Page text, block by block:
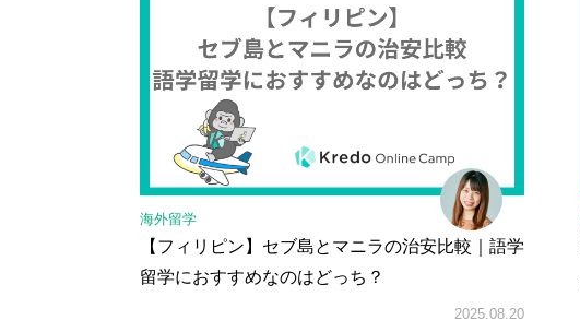
海外留学
【フィリピン】セブ島とマニラの治安比較｜語学
留学におすすめなのはどっち？
2025.08.20